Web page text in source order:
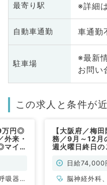
最寄り駅 ※詳細
自動車通勤 車通勤
駐車場
※最新
お問い
この求人と条件が
万円◎
外来・
マイカ
吸器内
【大阪府／梅
務／9月～12月
週火曜日終日の
◎（科目不問／
日給74,000
脳神経外科